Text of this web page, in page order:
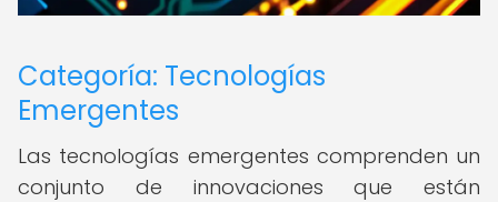
Categoría: Tecnologías
Emergentes
Las tecnologías emergentes comprenden un
conjunto de innovaciones que están